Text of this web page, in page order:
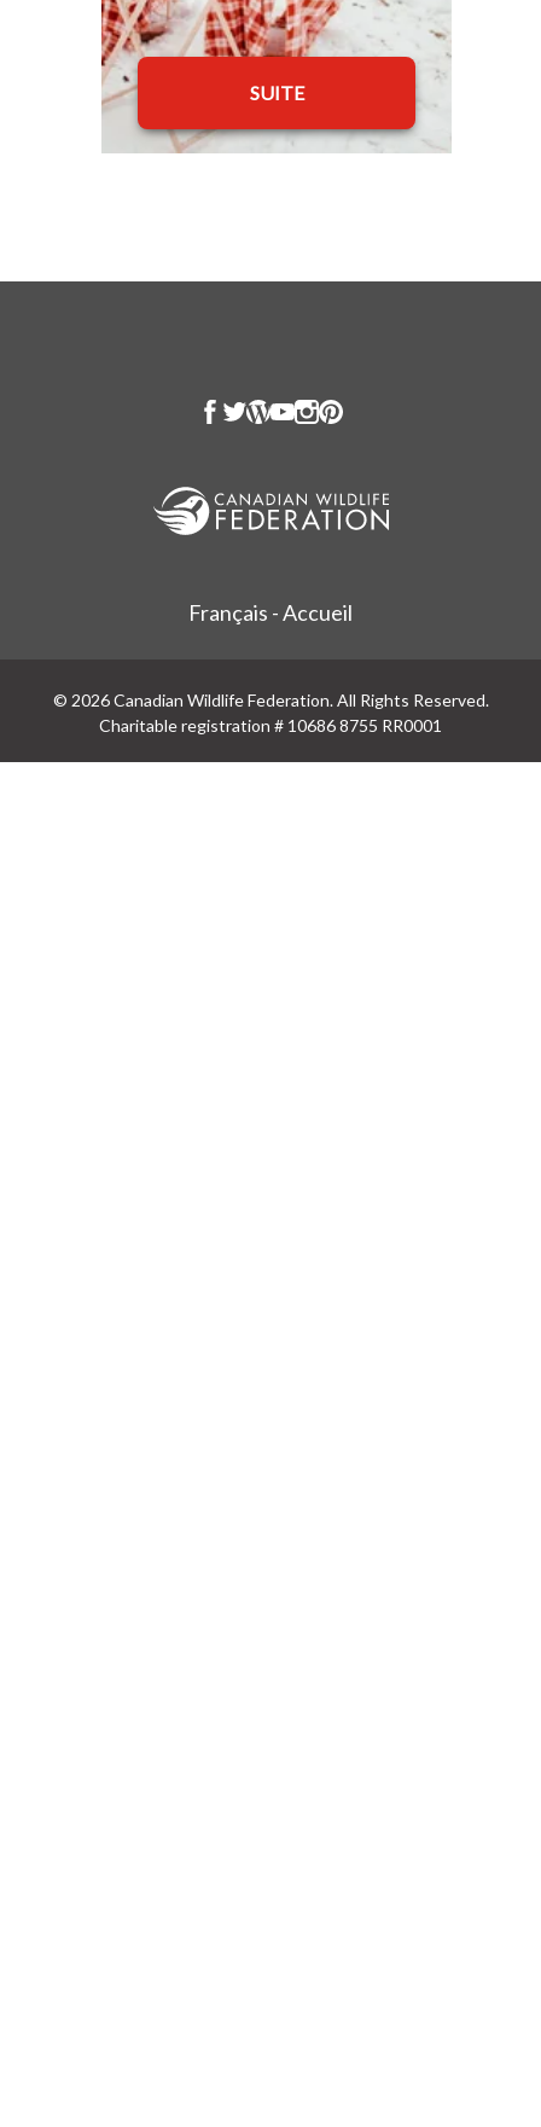
SUITE
Français - Accueil
© 2026 Canadian Wildlife Federation. All Rights Reserved.
Charitable registration # 10686 8755 RR0001